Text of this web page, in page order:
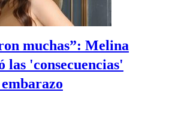
muchas”: Melina
las 'consecuencias'